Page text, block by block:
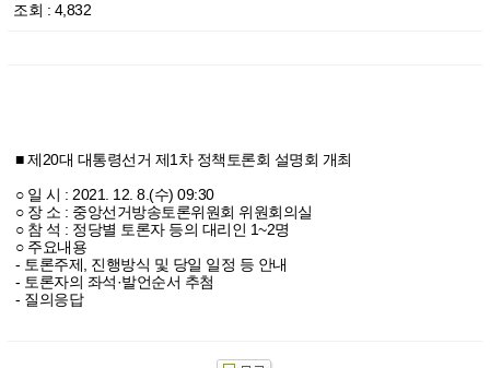
조회 : 4,832
■ 제20대 대통령선거 제1차 정책토론회 설명회 개최
○ 일 시 : 2021. 12. 8.(수) 09:30
○ 장 소 : 중앙선거방송토론위원회 위원회의실
○ 참 석 : 정당별 토론자 등의 대리인 1~2명
○ 주요내용
- 토론주제, 진행방식 및 당일 일정 등 안내
- 토론자의 좌석·발언순서 추첨
- 질의응답